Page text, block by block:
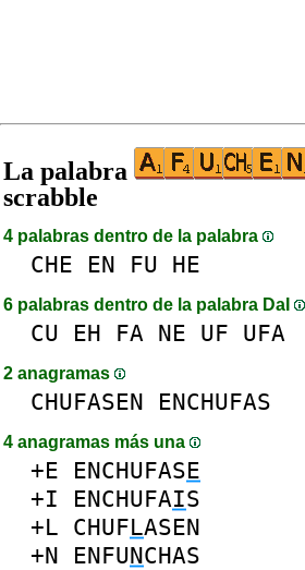
La palabra
scrabble
4 palabras dentro de la palabra
CHE EN FU HE
6 palabras dentro de la palabra DaI
CU EH FA NE UF UFA
2 anagramas
CHUFASEN ENCHUFAS
4 anagramas más una
+E ENCHUFASE
+I ENCHUFAIS
+L CHUFLASEN
+N ENFUNCHAS